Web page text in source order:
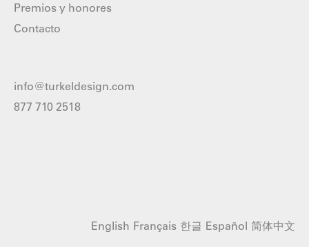
Premios y honores
Contacto
info@turkeldesign.com
877 710 2518
English Français 한글 Español 简体中文